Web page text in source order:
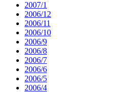
2007/1
2006/12
2006/11
2006/10
2006/9
2006/8
2006/7
2006/6
2006/5
2006/4